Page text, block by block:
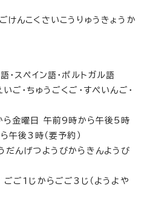
けんこくさいこうりゅうきょうか
・スペイン語・ポルトガル語
ご・ちゅうごくご・すぺいんご・
金曜日 午前9時から午後5時
午後3時（要予約）
だんげつようびからきんようび
ご1じからごご3じ（ようよや